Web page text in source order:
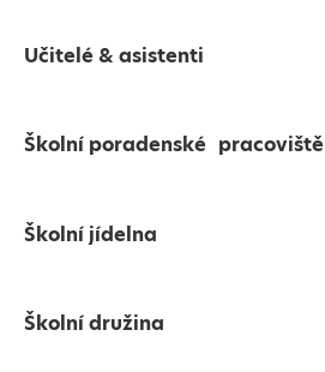
Učitelé & asistenti
Školní poradenské pracoviště
Školní jídelna
Školní družina